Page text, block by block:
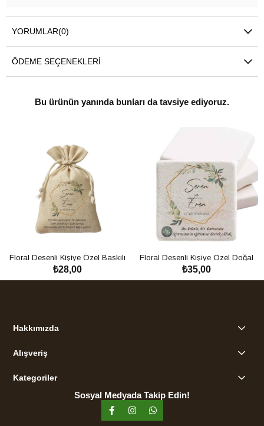
YORUMLAR(0)
ÖDEME SEÇENEKLERI
Bu ürünün yanında bunları da tavsiye ediyoruz.
Floral Desenli Kişiye Özel Baskılı
Lavanta Kesesi Nikah Hediyeliği
₺28,00
SEPETE EKLE
Floral Desenli Kişiye Özel Doğal
Taş Magnet Nikah Hediyeliği
₺35,00
SEPETE EKLE
Hakkımızda
Alışveriş
Kategoriler
Sosyal Medyada Takip Edin!